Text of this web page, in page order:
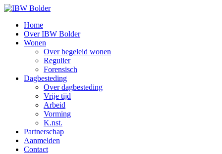
Home
Over IBW Bolder
Wonen
Over begeleid wonen
Regulier
Forensisch
Dagbesteding
Over dagbesteding
Vrije tijd
Arbeid
Vorming
K.nst.
Partnerschap
Aanmelden
Contact